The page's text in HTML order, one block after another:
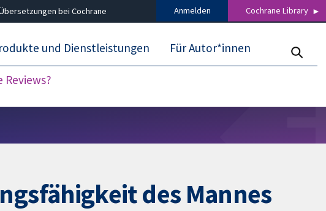
bei Cochrane Anmelden Cochrane Library
Reviews?
und Dienstleistungen Für Autor*innen
des Mannes